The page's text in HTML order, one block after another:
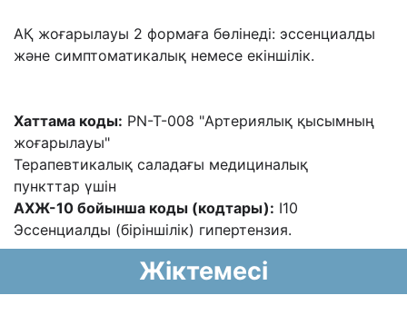
АҚ жоғарылауы 2 формаға бөлінеді: эссенциалды
жəне симптоматикалық немесе екіншілік.
Хаттама коды: PN-T-008 "Артериялық қысымның
жоғарылауы"
Терапевтикалық саладағы медициналық
пункттар үшін
АХЖ-10 бойынша коды (кодтары): I10
Эссенциалды (біріншілік) гипертензия.
Жіктемесі